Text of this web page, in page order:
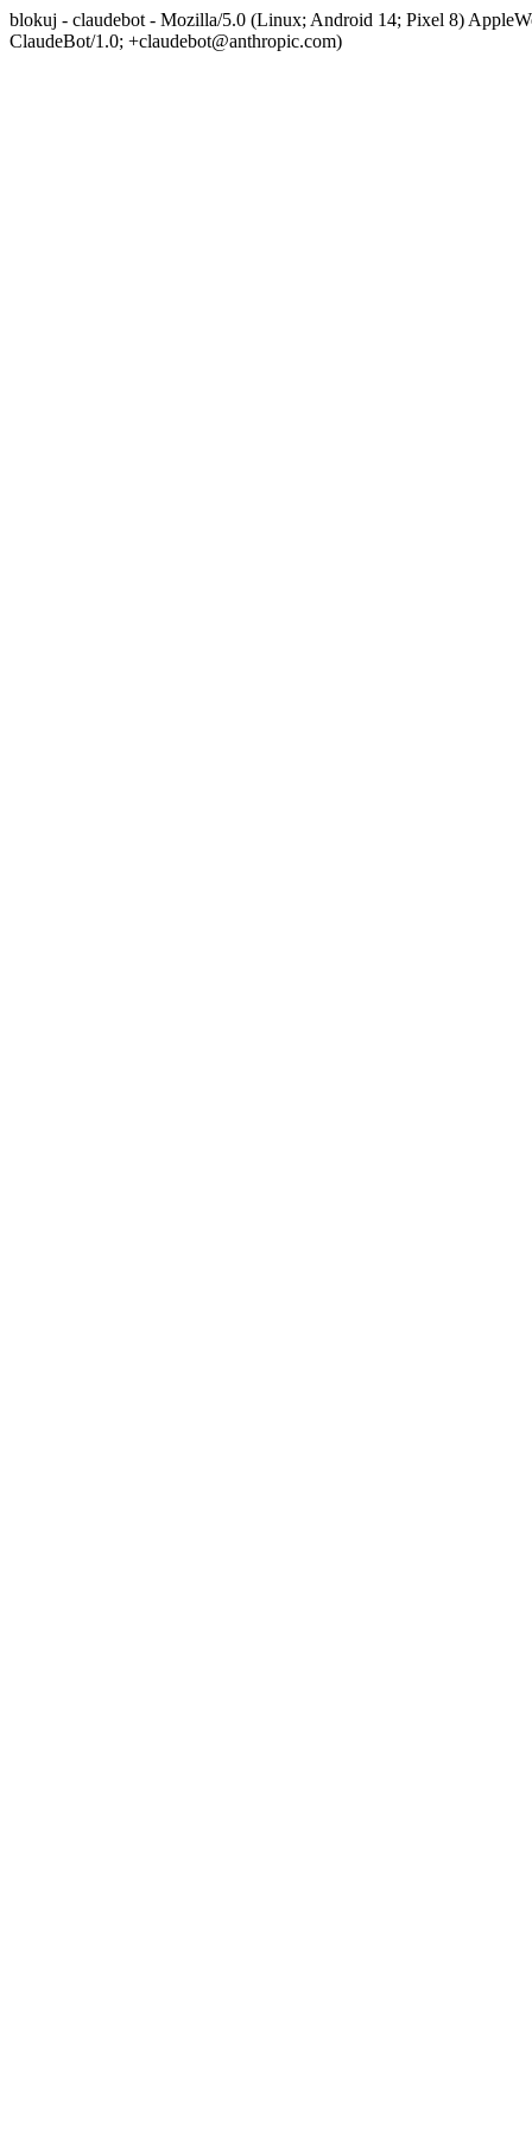
blokuj - claudebot - Mozilla/5.0 (Linux; Android 14; Pixel 8)
ClaudeBot/1.0; +claudebot@anthropic.com)